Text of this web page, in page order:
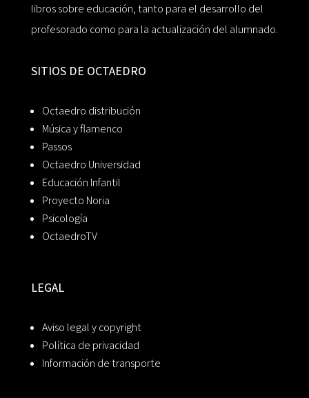
libros sobre educación, tanto para el desarrollo del
profesorado como para la actualización del alumnado.
SITIOS DE OCTAEDRO
Octaedro distribución
Música y flamenco
Passos
Octaedro Universidad
Educación Infantil
Proyecto Noria
Psicología
OctaedroTV
LEGAL
Aviso legal y copyright
Política de privacidad
Información de transporte